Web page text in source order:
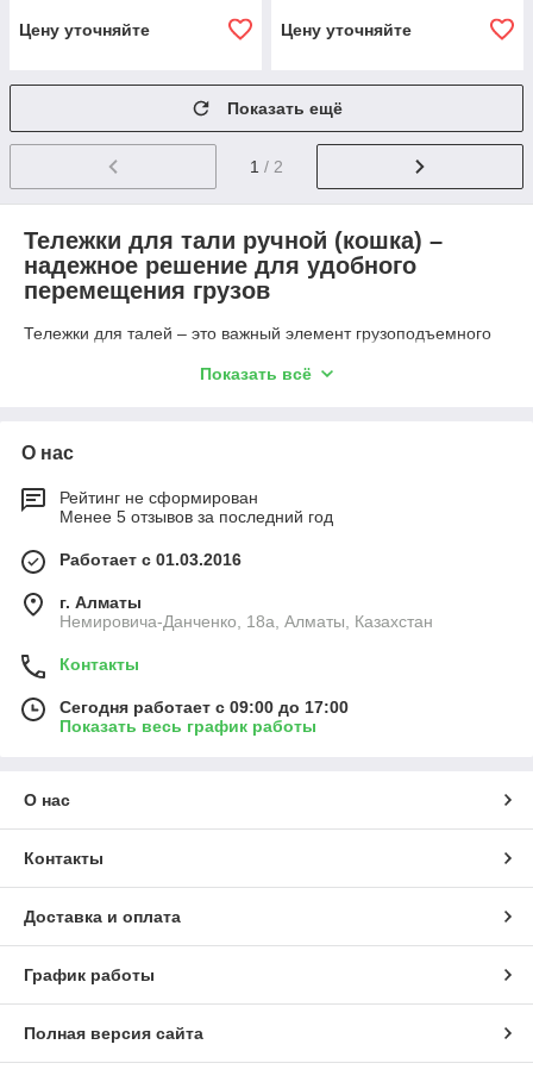
Цену уточняйте Цену уточняйте
Показать ещё
1 / 2
Тележки для тали ручной (кошка) –
надежное решение для удобного
перемещения грузов
Тележки для талей – это важный элемент грузоподъемного
таль вдоль балки. В нашем ассортименте представлены
эксплуатации и гарантируют надежность работы в
передвижения (GCT)
тали в одном фиксированном положении.
Перемещение осуществляется вручную.
Тележка для тали с механизмом передвижения
(GCL)– оснащена приводным механизмом,
Показать всё
О нас
Рейтинг не сформирован
Менее 5 отзывов за последний год
Работает с 01.03.2016
г. Алматы
Немировича-Данченко, 18а, Алматы, Казахстан
Контакты
Сегодня работает с 09:00 до 17:00
Показать весь график работы
О нас
Контакты
Доставка и оплата
График работы
Полная версия сайта